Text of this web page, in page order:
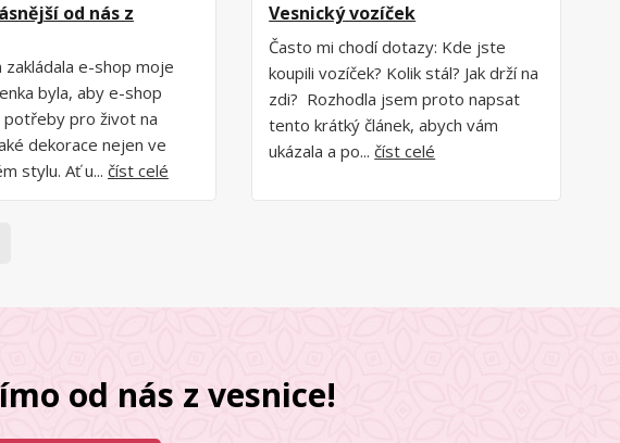
od nás z
zakládala e-shop moje
byla, aby e-shop
potřeby pro život na
dekorace nejen ve
stylu. Ať u... číst celé
Vesnický vozíček
Často mi chodí dotazy: Kde jste
koupili vozíček? Kolik stál? Jak drží na
zdi? Rozhodla jsem proto napsat
tento krátký článek, abych vám
ukázala a po...číst celé
od nás z vesnice!